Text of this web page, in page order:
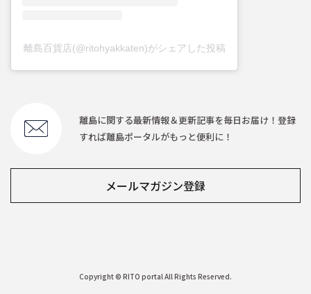
離島百貨店(@ritohyakkaten)がシェアした投稿
離島に関する最新情報＆更新記事を毎日お届け！登録
すれば離島ポータルがもっと便利に！
メールマガジン登録
Copyright © RITO portal All Rights Reserved.